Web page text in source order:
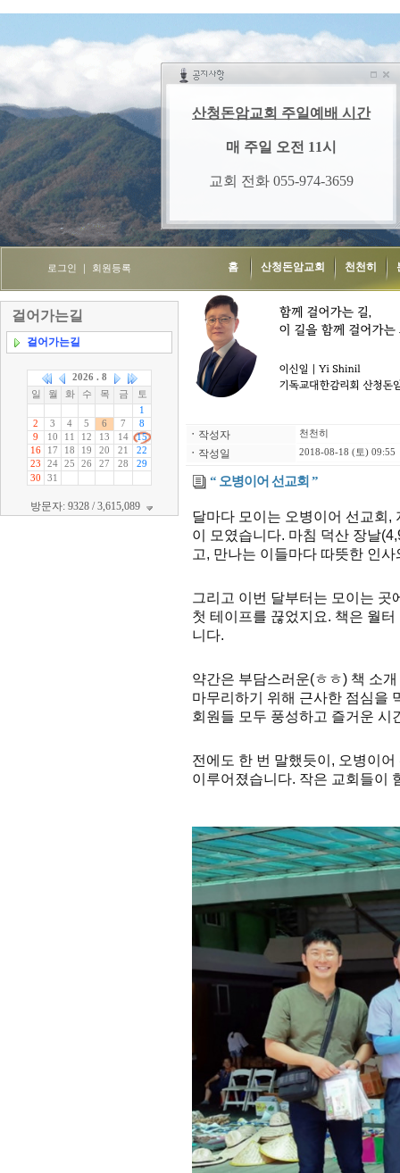
로그인 회원등록 홈 산청돈암교회 천천히
걸어가는길
걸어가는길
방문자: 9328 / 3,615,089
ㆍ 작성자 천천히
ㆍ 작성일 2018-08-18 (토) 09:55
“ 오병이어 선교회 ”
달마다 모이는 오병이어 선교회,
이 모였습니다. 마침 덕산 장날
고, 만나는 이들마다 따뜻한 인
그리고 이번 달부터는 모이는
첫 테이프를 끊었지요. 책은 월
니다.
약간은 부담스러운(ㅎㅎ) 책 소
마무리하기 위해 근사한 점심을
회원들 모두 풍성하고 즐거운 시
전에도 한 번 말했듯이, 오병이
이루어졌습니다. 작은 교회들이